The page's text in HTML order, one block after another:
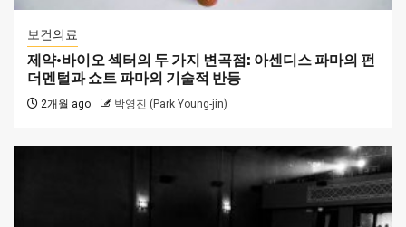
보건의료
제약·바이오 섹터의 두 가지 변곡점: 아센디스 파마의 펀
더멘털과 쇼트 파마의 기술적 반등
2개월 ago 박영진 (Park Young-jin)